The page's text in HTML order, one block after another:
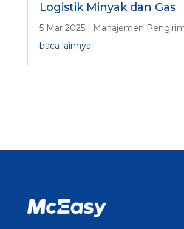
Logistik Minyak dan Gas
5 Mar 2025| Manajemen
baca lainnya